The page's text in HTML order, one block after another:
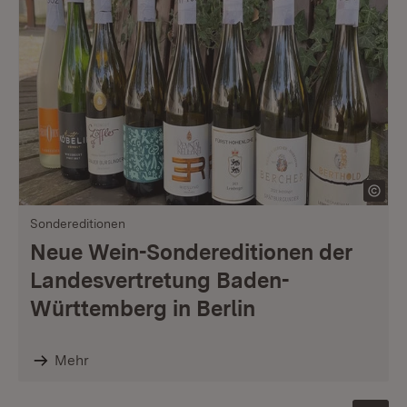
Sondereditionen
Neue Wein-Sondereditionen der
Landesvertretung Baden-
Württemberg in Berlin
Mehr